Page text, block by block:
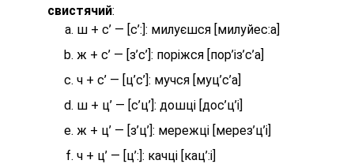
свистячий:
ш + с’ — [с’:]: милуєшся [милуйес:а]
ж + с’ — [з’с’]: поріжся [пор’із’с’а]
ч + с’ — [ц’с’]: мучся [муц’с’а]
ш + ц’ — [с’ц’]: дошці [дос’ц’і]
ж + ц’ — [з’ц’]: мережці [мерез’ц’і]
ч + ц’ — [ц’:]: качці [кац’:і]